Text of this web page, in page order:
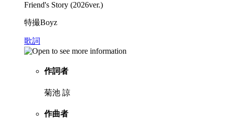
Friend's Story (2026ver.)
特撮Boyz
歌詞
作詞者
菊池 諒
作曲者